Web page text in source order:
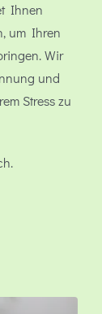
Ihnen
um Ihren
Wir
und
Stress zu